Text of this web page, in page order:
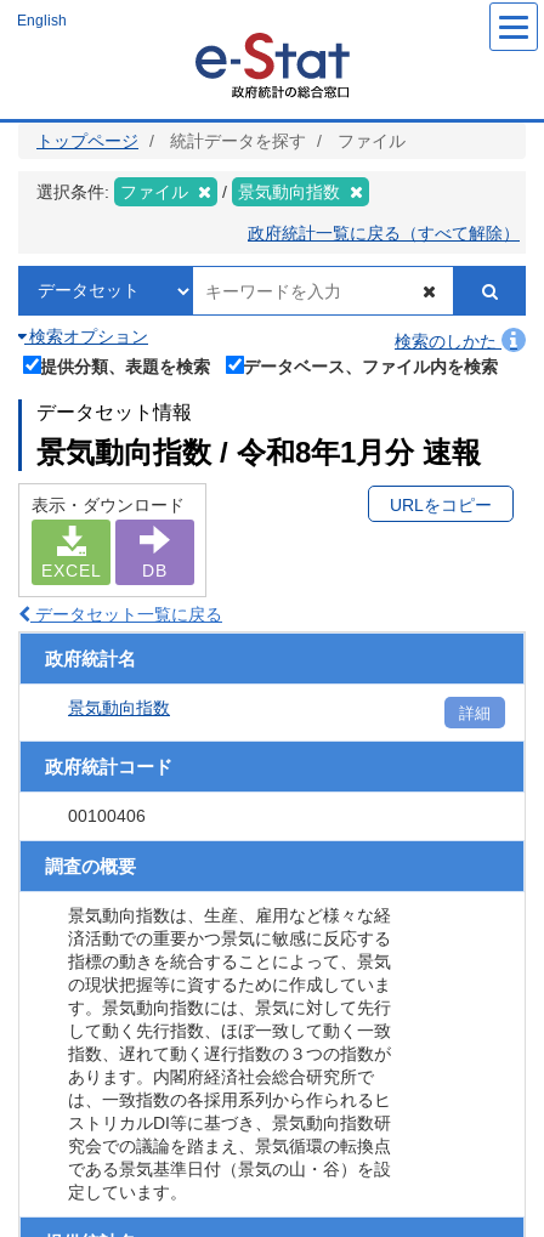
ツ
English
トップページ 統計データを探す ファイル
選択条件: ファイル 景気動向指数
政府統計一覧に戻る（すべて解除）
検索オプション
検索のしかた
提供分類、表題を検索
データベース、ファイル内を検索
データセット情報
景気動向指数 / 令和8年1月分 速報
表示・ダウンロード
EXCEL DB
URLをコピー
データセット一覧に戻る
政府統計名
景気動向指数 詳細
政府統計コード
00100406
調査の概要
景気動向指数は、生産、雇用など様々な経
済活動での重要かつ景気に敏感に反応する
指標の動きを統合することによって、景気
の現状把握等に資するために作成していま
す。景気動向指数には、景気に対して先行
して動く先行指数、ほぼ一致して動く一致
指数、遅れて動く遅行指数の３つの指数が
あります。内閣府経済社会総合研究所で
は、一致指数の各採用系列から作られるヒ
ストリカルDI等に基づき、景気動向指数研
究会での議論を踏まえ、景気循環の転換点
である景気基準日付（景気の山・谷）を設
定しています。